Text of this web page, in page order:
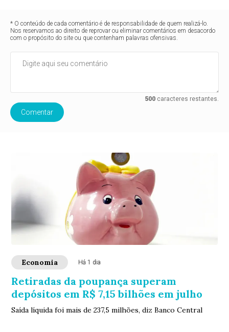
* O conteúdo de cada comentário é de responsabilidade de quem realizá-lo.
Nos reservamos ao direito de reprovar ou eliminar comentários em desacordo
com o propósito do site ou que contenham palavras ofensivas.
500caracteres restantes.
Comentar
Economia Há 1 dia
Retiradas da poupança superam
depósitos em R$ 7,15 bilhões em julho
Saída líquida foi mais de 237,5 milhões, diz Banco Central